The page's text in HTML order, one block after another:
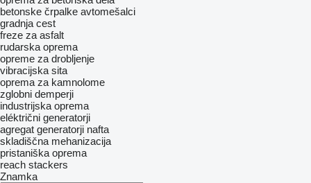
betonske črpalke avtomešalci
gradnja cest
freze za asfalt
rudarska oprema
opreme za drobljenje
vibracijska sita
oprema za kamnolome
zglobni demperji
industrijska oprema
eléktrični generatorji
agregat generatorji nafta
skladiščna mehanizacija
pristaniška oprema
reach stackers
Znamka